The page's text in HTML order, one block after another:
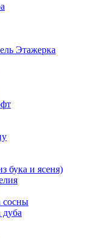
Этажерка
бука и ясеня)
сосны
дуба